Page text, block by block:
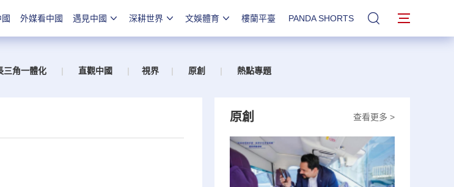
外媒看中國 遇見中國 深耕世界 文娛體育 樓蘭平臺 PANDA SHORTS 站內搜索
三角一體化 | 直觀中國 | 視界 | 原創 | 熱點專題
查看更多 >
原創